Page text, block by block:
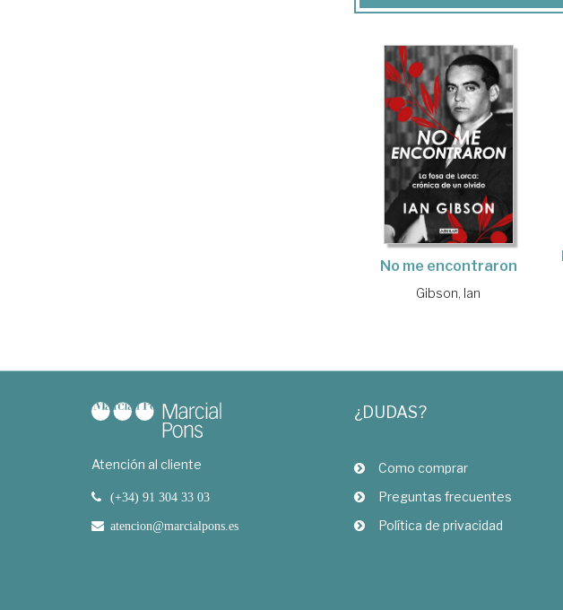
No me encontraron
Gibson, Ian
Atención al cliente
(+34) 91 304 33 03
atencion@marcialpons.es
¿DUDAS?
Como comprar
Preguntas frecuentes
Política de privacidad